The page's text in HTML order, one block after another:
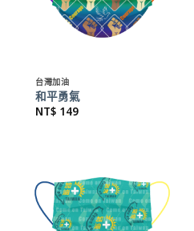
台灣加油
和平勇氣
NT$ 149